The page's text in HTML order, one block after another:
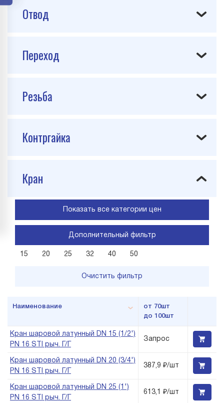
Отвод
Переход
Резьба
Контргайка
Кран
Показать все категории цен
Дополнительный фильтр
15 20 25 32 40 50
Очистить фильтр
Наименование
от 70шт
до 100шт
Кран шаровой латунный DN 15 (1/2')
PN 16 STI рыч. Г/Г
Запрос
Кран шаровой латунный DN 20 (3/4')
PN 16 STI рыч. Г/Г
387,9 ₽/шт
Кран шаровой латунный DN 25 (1')
PN 16 STI рыч. Г/Г
613,1 ₽/шт